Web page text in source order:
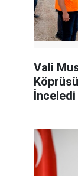
Vali
İnceledi